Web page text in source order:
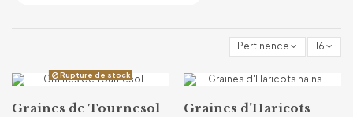
Pertinence 16
Rupture de stock
Graines de Tournesol
Graines d'Haricots